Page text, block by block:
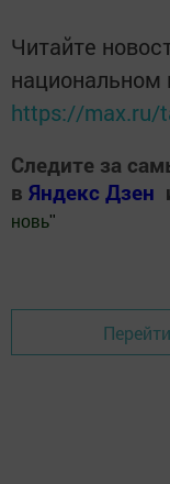
Читайте
https://max.ru/
Следите за
в Яндекс Дзен
новь"